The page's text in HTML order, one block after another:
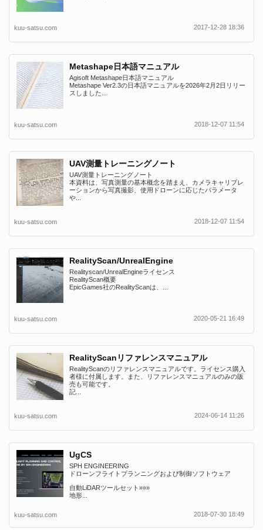
kuu-satsu.com 2017-12-28 18:36
Metashape日本語マニュアル
Agisoft Metashape日本語マニュアル
Metashape Ver2.3の日本語マニュアルを2026年2月2日リリー
スしました...
kuu-satsu.com 2018-12-07 11:54
UAV測量トレーニングノート
UAV測量トレーニングノート
本資料は、写真測量の基本概念を踏まえ、カメラキャリブレ
ーションから写真撮影、使用ドローンに応じたパラメータ
や...
kuu-satsu.com 2018-12-07 11:54
RealityScan/UnrealEngine
Realityscan/UnrealEngineライセンス
RealityScan概要
EpicGames社のRealityScanは、...
kuu-satsu.com 2020-05-21 16:49
RealityScanリファレンスマニュアル
RealityScanのリファレンスマニュアルです。ライセンス購入
者様に付属します。また、リファレンスマニュアルのみの販
売も可能です。
記...
kuu-satsu.com 2024-06-14 11:26
UgCS
SPH ENGINEERING
ドローンフライトプランニングおよび制御ソフトウェア
自動LiDARツールセット»»»
地形...
kuu-satsu.com 2018-07-30 18:49